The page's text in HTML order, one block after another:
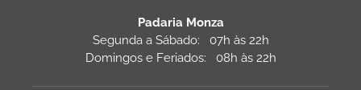
Padaria Monza
Segunda a Sábado: 07h às 22h
Domingos e Feriados: 08h às 22h